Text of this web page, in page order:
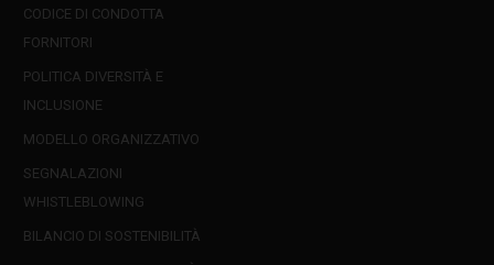
CODICE DI CONDOTTA
FORNITORI
POLITICA DIVERSITÀ E
INCLUSIONE
MODELLO ORGANIZZATIVO
SEGNALAZIONI
WHISTLEBLOWING
BILANCIO DI SOSTENIBILITÀ